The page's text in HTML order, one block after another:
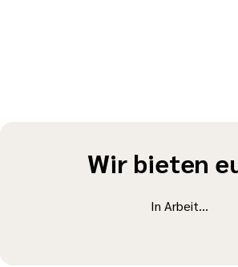
Wir bieten
In Arbeit...